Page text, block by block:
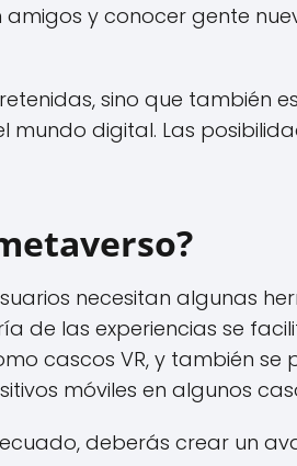
y conocer gente
sino que también
digital. Las
necesitan algunas
de las experiencias se
cascos VR, y también se
móviles en algunos
deberás crear un